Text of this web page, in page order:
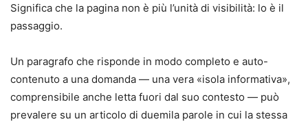
Significa che la pagina non è più l’unità di visibilità: lo è il
passaggio.
Un paragrafo che risponde in modo completo e auto-
contenuto a una domanda — una vera «isola informativa»,
comprensibile anche letta fuori dal suo contesto — può
prevalere su un articolo di duemila parole in cui la stessa